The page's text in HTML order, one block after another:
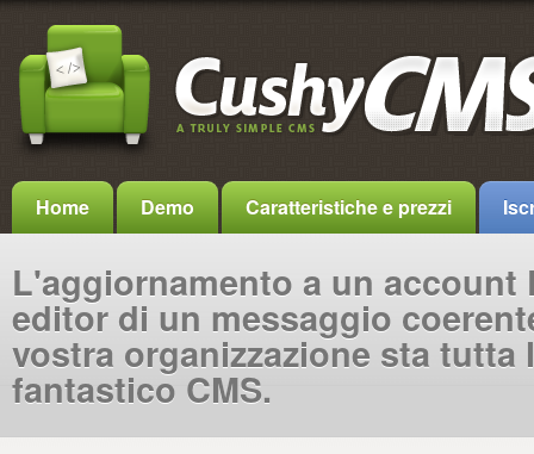
Home Demo Caratteristiche e prezzi
L'aggiornamento a un account
editor di un messaggio
vostra organizzazione sta
fantastico CMS.